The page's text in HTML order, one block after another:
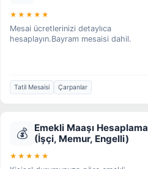
★★★★★
Mesai ücretlerinizi detaylıca
hesaplayın.Bayram mesaisi dahil.
Tatil Mesaisi Çarpanlar
💰
Emekli Maaşı Hesaplama
(İşçi, Memur, Engelli)
★★★★★